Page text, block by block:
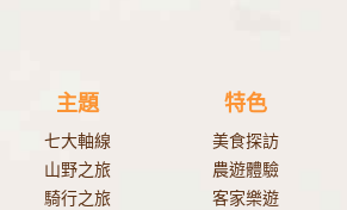
主題
七大軸線
山野之旅
騎行之旅
特色
美食探訪
農遊體驗
客家樂遊